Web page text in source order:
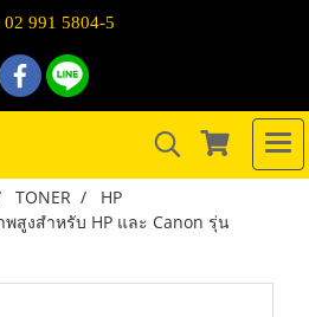
02 991 5804-5
TONER
HP
สูงสำหรับ HP และ Canon รุ่น